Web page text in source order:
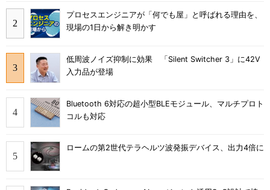
プロセスエンジニアが「何でも屋」と呼ばれる理由を、
現場の1日から解き明かす
低周波ノイズ抑制に効果 「Silent Switcher 3」に42V
入力品が登場
Bluetooth 6対応の超小型BLEモジュール、マルチプロト
コルも対応
ロームの第2世代テラヘルツ波発振デバイス、出力4倍に